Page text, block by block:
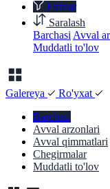
Firtrlar
Saralash
Barchasi Avval
Muddatli to'lov
Galereya
Ro'yxat
Barchasi
Avval arzonlari
Avval qimmatlari
Chegirmalar
Muddatli to'lov